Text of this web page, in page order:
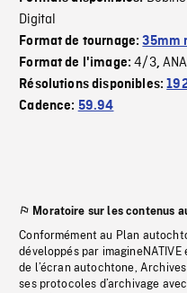
Digital
Format de tournage:35mm
Format de l'image:4/3,
Résolutions disponibles:
Cadence: 59.94
Moratoire sur les contenus
Conformément au Plan
développés par
de l’écran autochtone,
ses protocoles d’archivage